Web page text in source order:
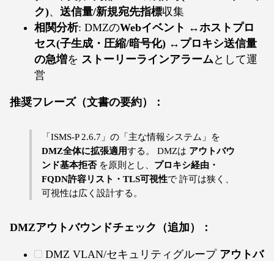
ク)、 送信量/新規宛先指標収集
相関分析: DMZのWebイベント ↔ホストプロ
セス(子生成・圧縮/暗号化) ↔プロキシ送信量
の急増を ストーリーラインアラームとして運
営
推奨フレーズ（文書の要約）：
「ISMS-P 2.6.7」の「主な情報システム」を
DMZ全体に拡張適用する。 DMZは アウトバウ
ンド基本拒否を原則とし、 プロキシ経由・
FQDN許容リスト・TLS可視性で 許可は狭く、
可視性は広く設計する。
DMZアウトバウンドチェック（追加）：
DMZ VLAN/セキュリティグループ アウトバ